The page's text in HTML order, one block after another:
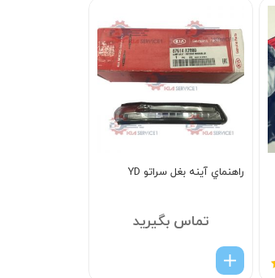
راهنماي آينه بغل سراتو YD
تماس بگیرید